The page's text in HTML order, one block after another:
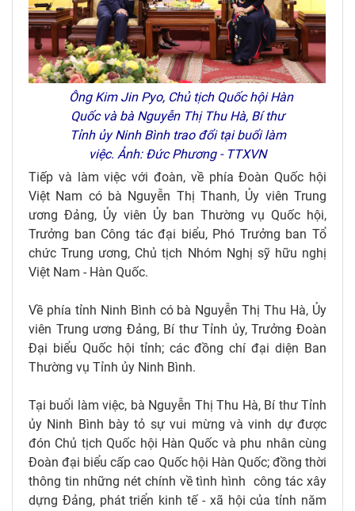
Ông Kim Jin Pyo, Chủ tịch Quốc hội Hàn
Quốc và bà Nguyễn Thị Thu Hà, Bí thư
Tỉnh ủy Ninh Bình trao đổi tại buổi làm
việc. Ảnh: Đức Phương - TTXVN
Tiếp và làm việc với đoàn, về phía Đoàn Quốc hội
Việt Nam có bà Nguyễn Thị Thanh, Ủy viên Trung
ương Đảng, Ủy viên Ủy ban Thường vụ Quốc hội,
Trưởng ban Công tác đại biểu, Phó Trưởng ban Tổ
chức Trung ương, Chủ tịch Nhóm Nghị sỹ hữu nghị
Việt Nam - Hàn Quốc.
Về phía tỉnh Ninh Bình có bà Nguyễn Thị Thu Hà, Ủy
viên Trung ương Đảng, Bí thư Tỉnh ủy, Trưởng Đoàn
Đại biểu Quốc hội tỉnh; các đồng chí đại diện Ban
Thường vụ Tỉnh ủy Ninh Bình.
Tại buổi làm việc, bà Nguyễn Thị Thu Hà, Bí thư Tỉnh
ủy Ninh Bình bày tỏ sự vui mừng và vinh dự được
đón Chủ tịch Quốc hội Hàn Quốc và phu nhân cùng
Đoàn đại biểu cấp cao Quốc hội Hàn Quốc; đồng thời
thông tin những nét chính về tình hình công tác xây
dựng Đảng, phát triển kinh tế - xã hội của tỉnh năm